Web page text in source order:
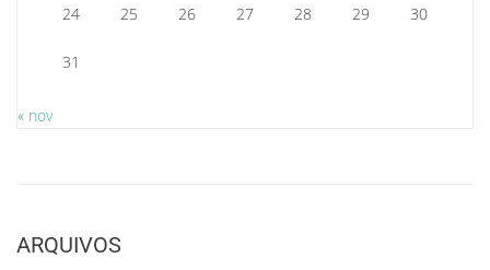
24 25 26 27 28 29 30
31
« nov
ARQUIVOS